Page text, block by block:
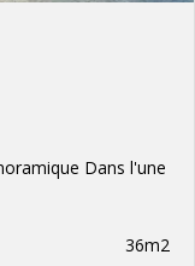
Dans l'une
36m2